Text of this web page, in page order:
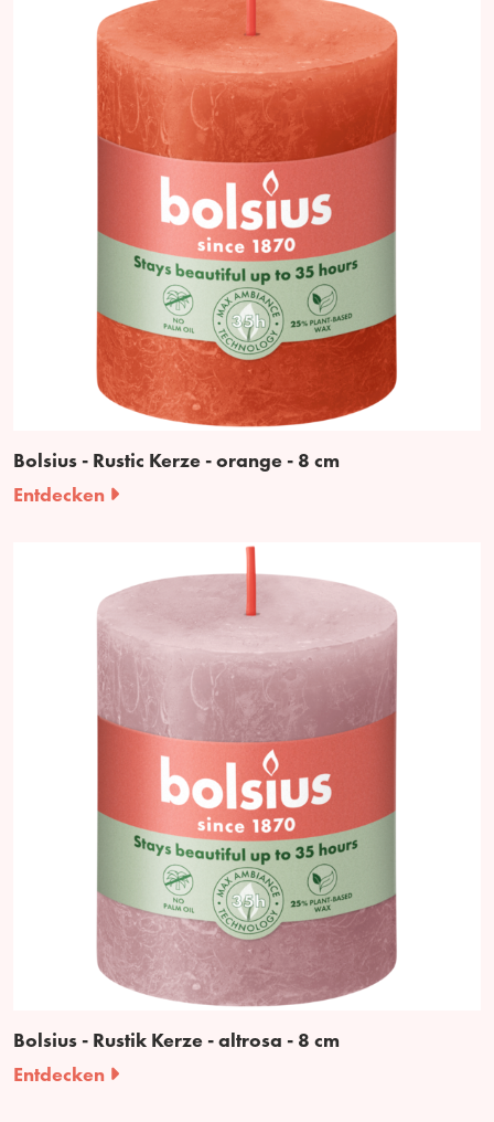
Bolsius - Rustic Kerze - orange - 8 cm
Entdecken
Bolsius - Rustik Kerze - altrosa - 8 cm
Entdecken